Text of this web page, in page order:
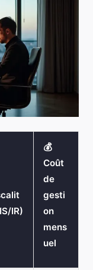
IR)
💰
Coût
de
gesti
on
mens
uel